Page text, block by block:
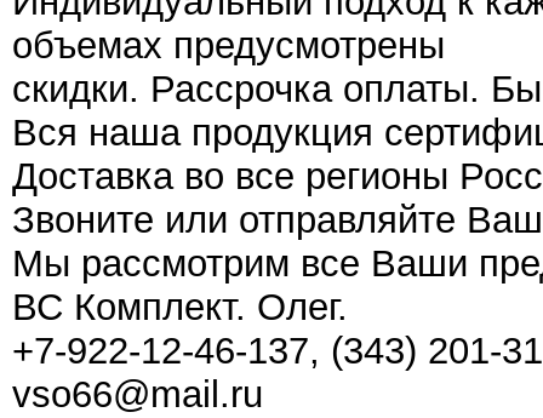
объемах предусмотрены
скидки. Рассрочка оплаты.
Вся наша продукция
Доставка во все регионы
Звоните или отправляйте
Мы рассмотрим все Ваши
ВС Комплект. Олег.
+7-922-12-46-137, (343) 201-
vso66@mail.ru